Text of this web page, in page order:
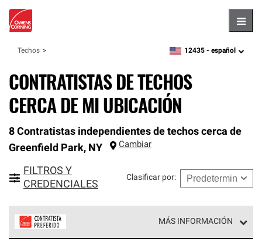
Techos zipcode,language
12435 - español
CONTRATISTAS DE TECHOS
CERCA DE MI UBICACIÓN
8 Contratistas independientes de techos cerca de
Greenfield Park, NY Cambiar
FILTROS Y
CREDENCIALES
Clasificar por:
MÁS INFORMACIÓN